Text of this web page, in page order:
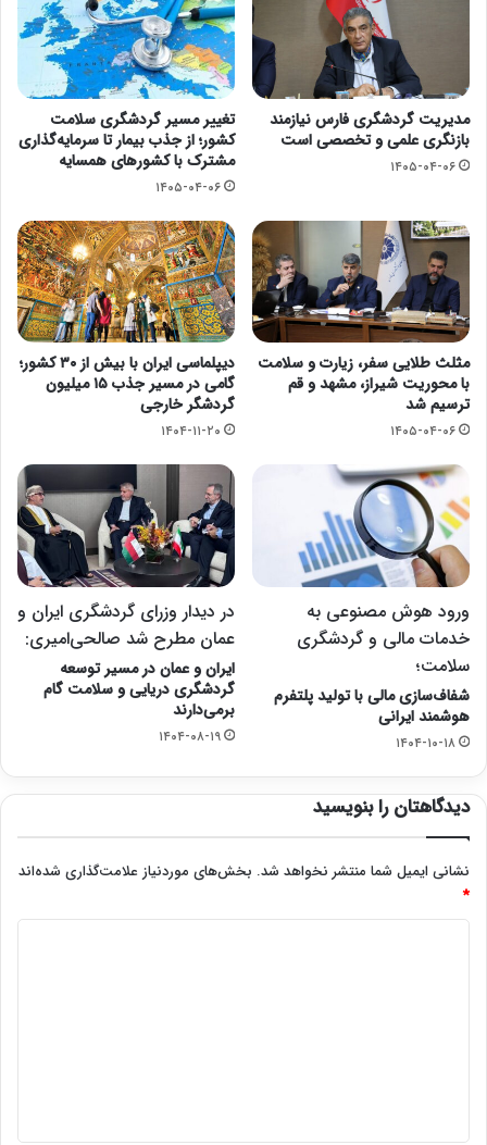
مدیریت گردشگری فارس نیازمند
بازنگری علمی و تخصصی است
۱۴۰۵-۰۴-۰۶
تغییر مسیر گردشگری سلامت
کشور؛ از جذب بیمار تا سرمایه‌گذاری
مشترک با کشورهای همسایه
۱۴۰۵-۰۴-۰۶
مثلث طلایی سفر، زیارت و سلامت
با محوریت شیراز، مشهد و قم
ترسیم شد
۱۴۰۵-۰۴-۰۶
دیپلماسی ایران با بیش از ۳۰ کشور؛
گامی در مسیر جذب ۱۵ میلیون
گردشگر خارجی
۱۴۰۴-۱۱-۲۰
ورود هوش مصنوعی به
خدمات مالی و گردشگری
سلامت؛
شفاف‌سازی مالی با تولید پلتفرم
هوشمند ایرانی
۱۴۰۴-۱۰-۱۸
در دیدار وزرای گردشگری ایران و
عمان مطرح شد صالحی‌امیری:
ایران و عمان در مسیر توسعه
گردشگری دریایی و سلامت گام
برمی‌دارند
۱۴۰۴-۰۸-۱۹
دیدگاهتان را بنویسید
نشانی ایمیل شما منتشر نخواهد شد. بخش‌های موردنیاز علامت‌گذاری شده‌اند
*